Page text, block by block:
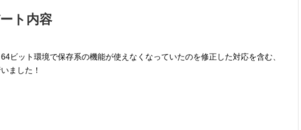
ト内容
ビット環境で保存系の機能が使えなくなっていたのを修正した対応を含む、
ました！